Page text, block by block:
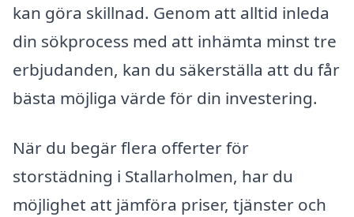
kan göra skillnad. Genom att alltid inleda
din sökprocess med att inhämta minst tre
erbjudanden, kan du säkerställa att du får
bästa möjliga värde för din investering.
När du begär flera offerter för
storstädning i Stallarholmen, har du
möjlighet att jämföra priser, tjänster och